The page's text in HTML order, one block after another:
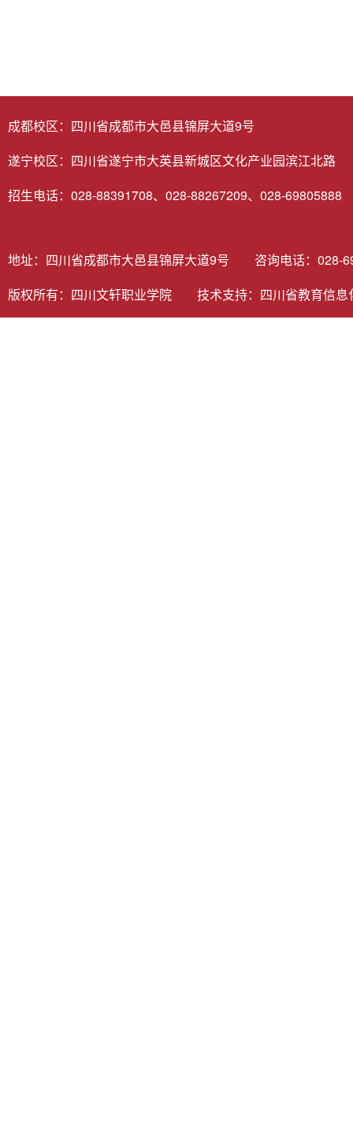
成都校区：四川省成都市大邑县锦屏大道9号
遂宁校区：四川省遂宁市大英县新城区文化产业园滨江北路
招生电话：028-88391708、028-88267209、028-69805888
地址：四川省成都市大邑县锦屏大道9号 咨询电话：
版权所有：四川文轩职业学院 技术支持： 四川省教育信